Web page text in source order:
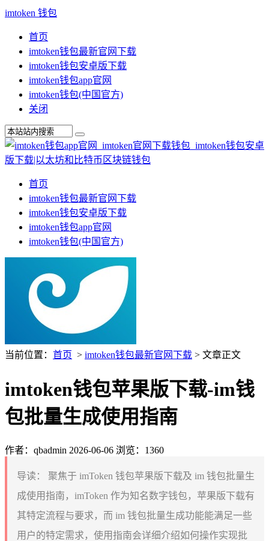
imtoken 钱包
首页
imtoken钱包最新官网下载
imtoken钱包安卓版下载
imtoken钱包app官网
imtoken钱包(中国官方)
关闭
首页
imtoken钱包最新官网下载
imtoken钱包安卓版下载
imtoken钱包app官网
imtoken钱包(中国官方)
当前位置： 首页 > imtoken钱包最新官网下载 > 文章正文
imtoken钱包苹果版下载-im钱
包批量生成使用指南
作者：qbadmin 2026-06-06 浏览：1360
导读：
聚焦于 imToken 钱包苹果版下载及 im 钱包批量生
成使用指南，imToken 作为知名数字钱包，苹果版下载有
其特定流程与要求，而 im 钱包批量生成功能能满足一些
用户的特定需求，使用指南会详细介绍如何操作实现批